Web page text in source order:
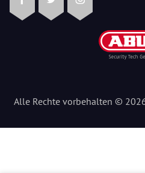
FacebookTwitterInstagram
Alle Rechte vorbehalten ©